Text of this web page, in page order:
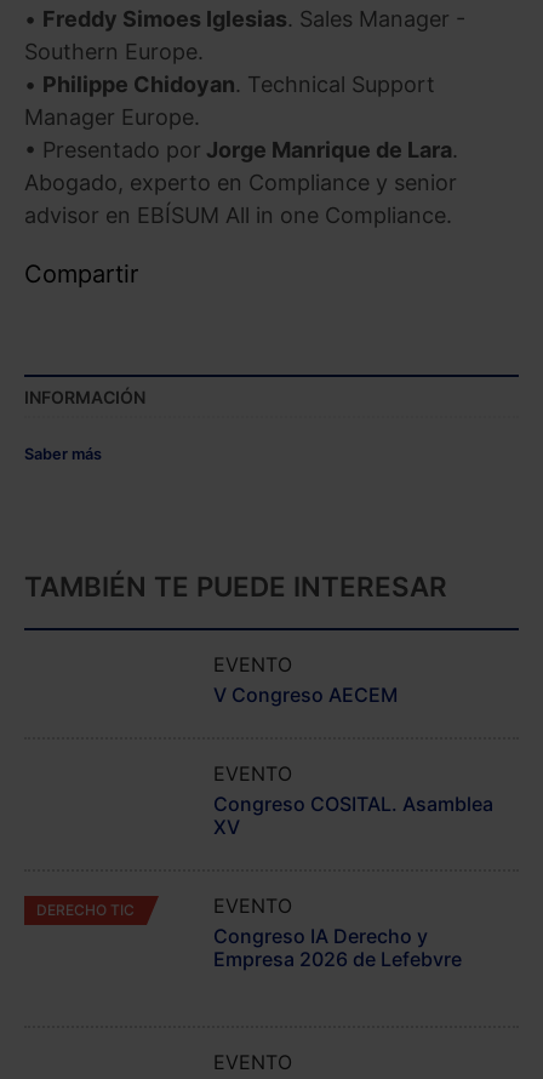
Saber más acerca de las cookies
• Freddy Simoes Iglesias. Sales Manager -
Southern Europe.
• Philippe Chidoyan. Technical Support
Manager Europe.
• Presentado por Jorge Manrique de Lara.
Abogado, experto en Compliance y senior
advisor en EBÍSUM All in one Compliance.
Compartir
INFORMACIÓN
Saber más
TAMBIÉN TE PUEDE INTERESAR
EVENTO
V Congreso AECEM
EVENTO
Congreso COSITAL. Asamblea
XV
DERECHO TIC
EVENTO
Congreso IA Derecho y
Empresa 2026 de Lefebvre
EVENTO